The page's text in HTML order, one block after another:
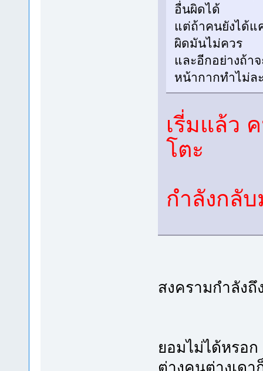
อื่นผิดได้
แต่ถ้าคนยังได้แ
ผิดมันไม่ควร
และอีกอย่างถ้า
หน้ากากทำไม่ล
เรี่มแล้ว
โตะ
กำลังกลั
สงครามกำลัง
ยอมไม่ได้หรอ